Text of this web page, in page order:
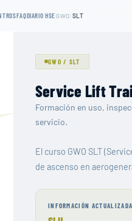
FAQDIARIO HSEGWO/ SLT
GWO / SLT
Service Lift
Formación en uso,
servicio.
El curso GWO SLT
de ascenso en
INFORMACIÓN ACTUALIZADA